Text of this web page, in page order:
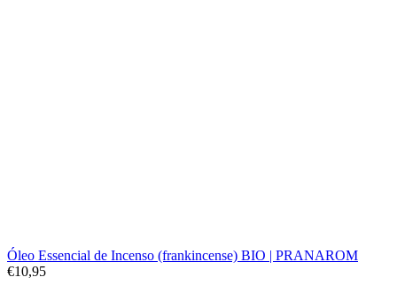
Óleo Essencial de Incenso (frankincense) BIO | PRANAROM
€10,95